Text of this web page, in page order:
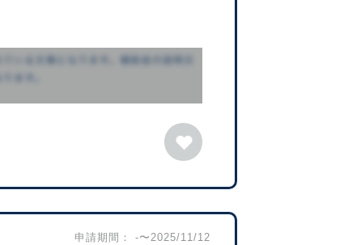
申請期間： -〜2025/11/12